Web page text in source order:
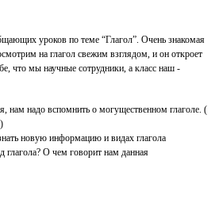
уроков по теме “Глагол”. Очень знакомая
на глагол свежим взглядом, и он откроет
что мы научные сотрудники, а класс наш -
нам надо вспомнить о могущественном глаголе. (
новую информацию и видах глагола
О чем говорит нам данная